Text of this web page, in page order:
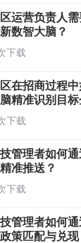
运营负责人
数智大脑？
下载
在招商过程
精准识别目标
下载
管理者如何
准推送？
下载
管理者如何
策匹配与兑现